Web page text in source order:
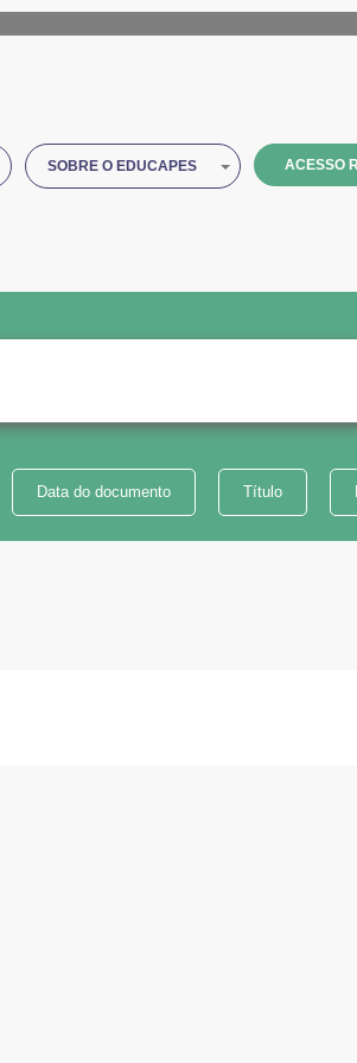
SOBRE O EDUCAPES ACESSO
Data do documento Título